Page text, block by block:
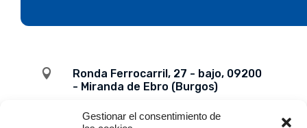
Gestionar el consentimiento de

Ronda Ferrocarril, 27 - bajo, 09200
- Miranda de Ebro (Burgos)
947 31 15 48